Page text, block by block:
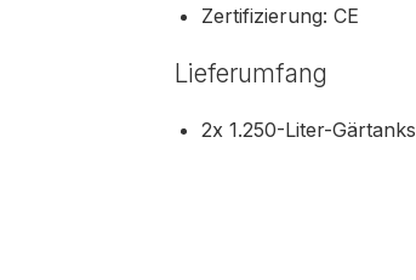
Zertifizierung: CE
Lieferumfang
2x 1.250-Liter-Gärtanks